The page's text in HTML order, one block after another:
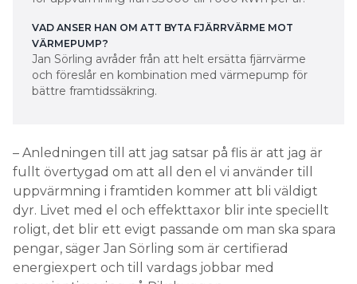
VAD ANSER HAN OM ATT BYTA FJÄRRVÄRME MOT
VÄRMEPUMP?
Jan Sörling avråder från att helt ersätta fjärrvärme
och föreslår en kombination med värmepump för
bättre framtidssäkring.
– Anledningen till att jag satsar på flis är att jag är
fullt övertygad om att all den el vi använder till
uppvärmning i framtiden kommer att bli väldigt
dyr. Livet med el och effekttaxor blir inte speciellt
roligt, det blir ett evigt passande om man ska spara
pengar, säger Jan Sörling som är certifierad
energiexpert och till vardags jobbar med